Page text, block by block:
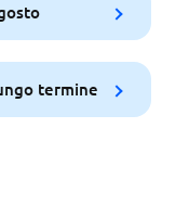
termine